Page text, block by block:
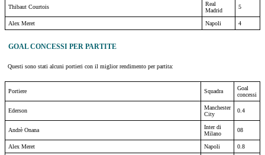
Thibaut Courtois
Real
Madrid
5
Alex Meret Napoli 4
GOAL CONCESSI PER PARTITE
Questi sono stati alcuni portieri con il miglior rendimento per partita:
Portiere Squadra
Goal
concessi
Ederson
Manchester
City
0.4
Andrè Onana
Inter di
Milano
08
Alex Meret Napoli
0.8